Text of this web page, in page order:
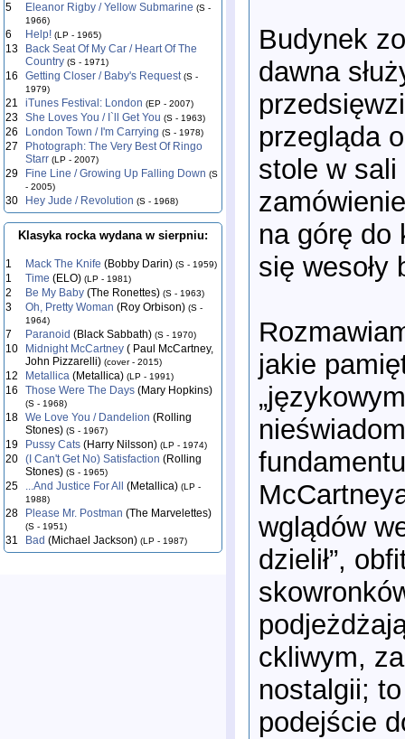
5 Eleanor Rigby / Yellow Submarine (S -
1966)
6 Help! (LP - 1965)
13
Back Seat Of My Car / Heart Of The
Country (S - 1971)
16 Getting Closer / Baby's Request (S -
1979)
21 iTunes Festival: London (EP - 2007)
23 She Loves You / I`ll Get You (S - 1963)
26 London Town / I'm Carrying (S - 1978)
27
Photograph: The Very Best Of Ringo
Starr (LP - 2007)
29 Fine Line / Growing Up Falling Down (S
- 2005)
30 Hey Jude / Revolution (S - 1968)
Klasyka rocka wydana w sierpniu:
1 Mack The Knife (Bobby Darin) (S - 1959)
1 Time (ELO) (LP - 1981)
2 Be My Baby (The Ronettes) (S - 1963)
3 Oh, Pretty Woman (Roy Orbison) (S -
1964)
7 Paranoid (Black Sabbath) (S - 1970)
10 Midnight McCartney ( Paul McCartney,
John Pizzarelli) (cover - 2015)
12 Metallica (Metallica) (LP - 1991)
16 Those Were The Days (Mary Hopkins)
(S - 1968)
18 We Love You / Dandelion (Rolling
Stones) (S - 1967)
19 Pussy Cats (Harry Nilsson) (LP - 1974)
20 (I Can't Get No) Satisfaction (Rolling
Stones) (S - 1965)
25 ...And Justice For All (Metallica) (LP -
1988)
28 Please Mr. Postman (The Marvelettes)
(S - 1951)
31 Bad (Michael Jackson) (LP - 1987)
Budynek
dawna
przegląda
stole w
na górę do
się wesoły
jakie
wglądów
dzielił”,
ckliwym,
nostalgii;
podejście